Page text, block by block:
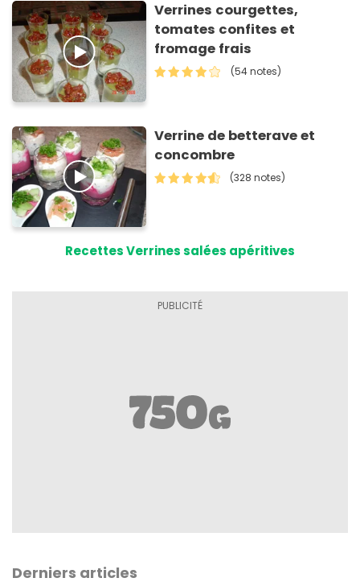
Verrines courgettes,
tomates confites et
fromage frais
(54 notes)
Verrine de betterave et
concombre
(328 notes)
Recettes Verrines salées apéritives
Derniers articles